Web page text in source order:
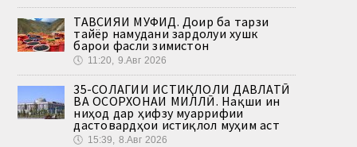
ТАВСИЯИ МУФИД. Доир ба тарзи
тайёр намудани зардолуи хушк
барои фасли зимистон
🕔 11:20, 9.Авг 2026
35-СОЛАГИИ ИСТИҚЛОЛИ ДАВЛАТӢ
ВА ОСОРХОНАИ МИЛЛӢ. Нақши ин
ниҳод дар ҳифзу муаррифии
дастовардҳои истиқлол муҳим аст
🕔 15:39, 8.Авг 2026